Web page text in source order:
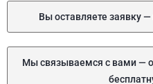
Вы оставляете заявку
Мы связываемся с вами —